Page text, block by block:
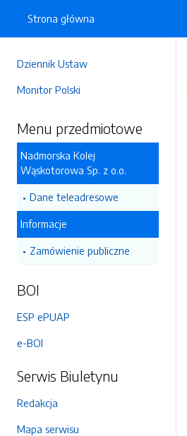
Dziennik Ustaw
Monitor Polski
Menu przedmiotowe
Nadmorska Kolej
Wąskotorowa Sp. z o.o.
Dane teleadresowe
Informacje
Zamówienie publiczne
BOI
ESP ePUAP
e-BOI
Serwis Biuletynu
Redakcja
Mapa serwisu
Strona główna